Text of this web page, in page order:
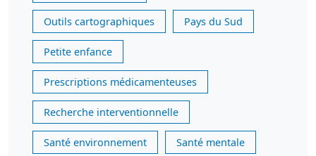
Outils cartographiques Pays du Sud
Petite enfance
Prescriptions médicamenteuses
Recherche interventionnelle
Santé environnement Santé mentale